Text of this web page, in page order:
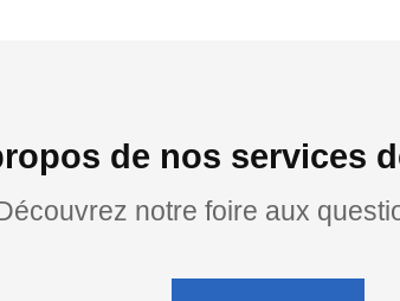
de nos services
notre foire aux